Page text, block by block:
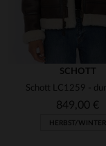
SCHOTT
849,00 €
HERBST/WINTER